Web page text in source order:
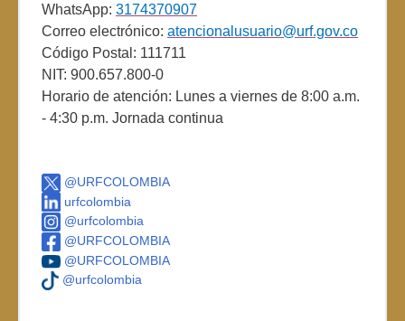
WhatsApp: 3174370907
Correo electrónico: atencionalusuario@urf.gov.co
Código Postal: 111711
NIT: 900.657.800-0
Horario de atención: Lunes a viernes de 8:00 a.m.
- 4:30 p.m. Jornada continua
@URFCOLOMBIA
urfcolombia
@urfcolombia
@URFCOLOMBIA
@URFCOLOMBIA
@urfcolombia